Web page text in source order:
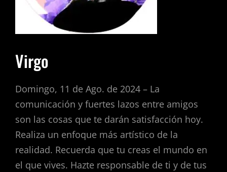
Virgo
Domingo, 11 de Ago. de 2024 – La
comunicación y fuertes lazos entre amigos
son las cosas que te darán satisfacción hoy.
Realiza un enfoque más artístico de la
realidad. Recuerda que tu creas el mundo en
el que vives. Hazte responsable de ti y de tus